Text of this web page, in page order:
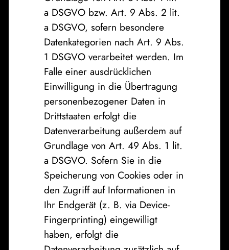
a DSGVO bzw. Art. 9 Abs. 2 lit.
a DSGVO, sofern besondere
Datenkategorien nach Art. 9 Abs.
1 DSGVO verarbeitet werden. Im
Falle einer ausdrücklichen
Einwilligung in die Übertragung
personenbezogener Daten in
Drittstaaten erfolgt die
Datenverarbeitung außerdem auf
Grundlage von Art. 49 Abs. 1 lit.
a DSGVO. Sofern Sie in die
Speicherung von Cookies oder in
den Zugriff auf Informationen in
Ihr Endgerät (z. B. via Device-
Fingerprinting) eingewilligt
haben, erfolgt die